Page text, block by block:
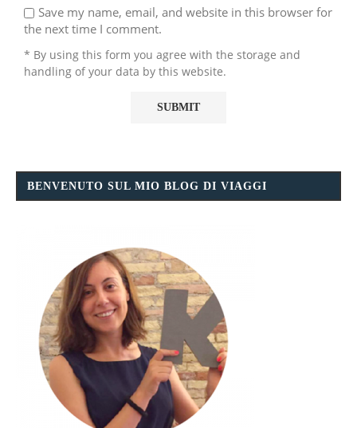
Save my name, email, and website in this browser for
the next time I comment.
* By using this form you agree with the storage and
handling of your data by this website.
BENVENUTO SUL MIO BLOG DI VIAGGI